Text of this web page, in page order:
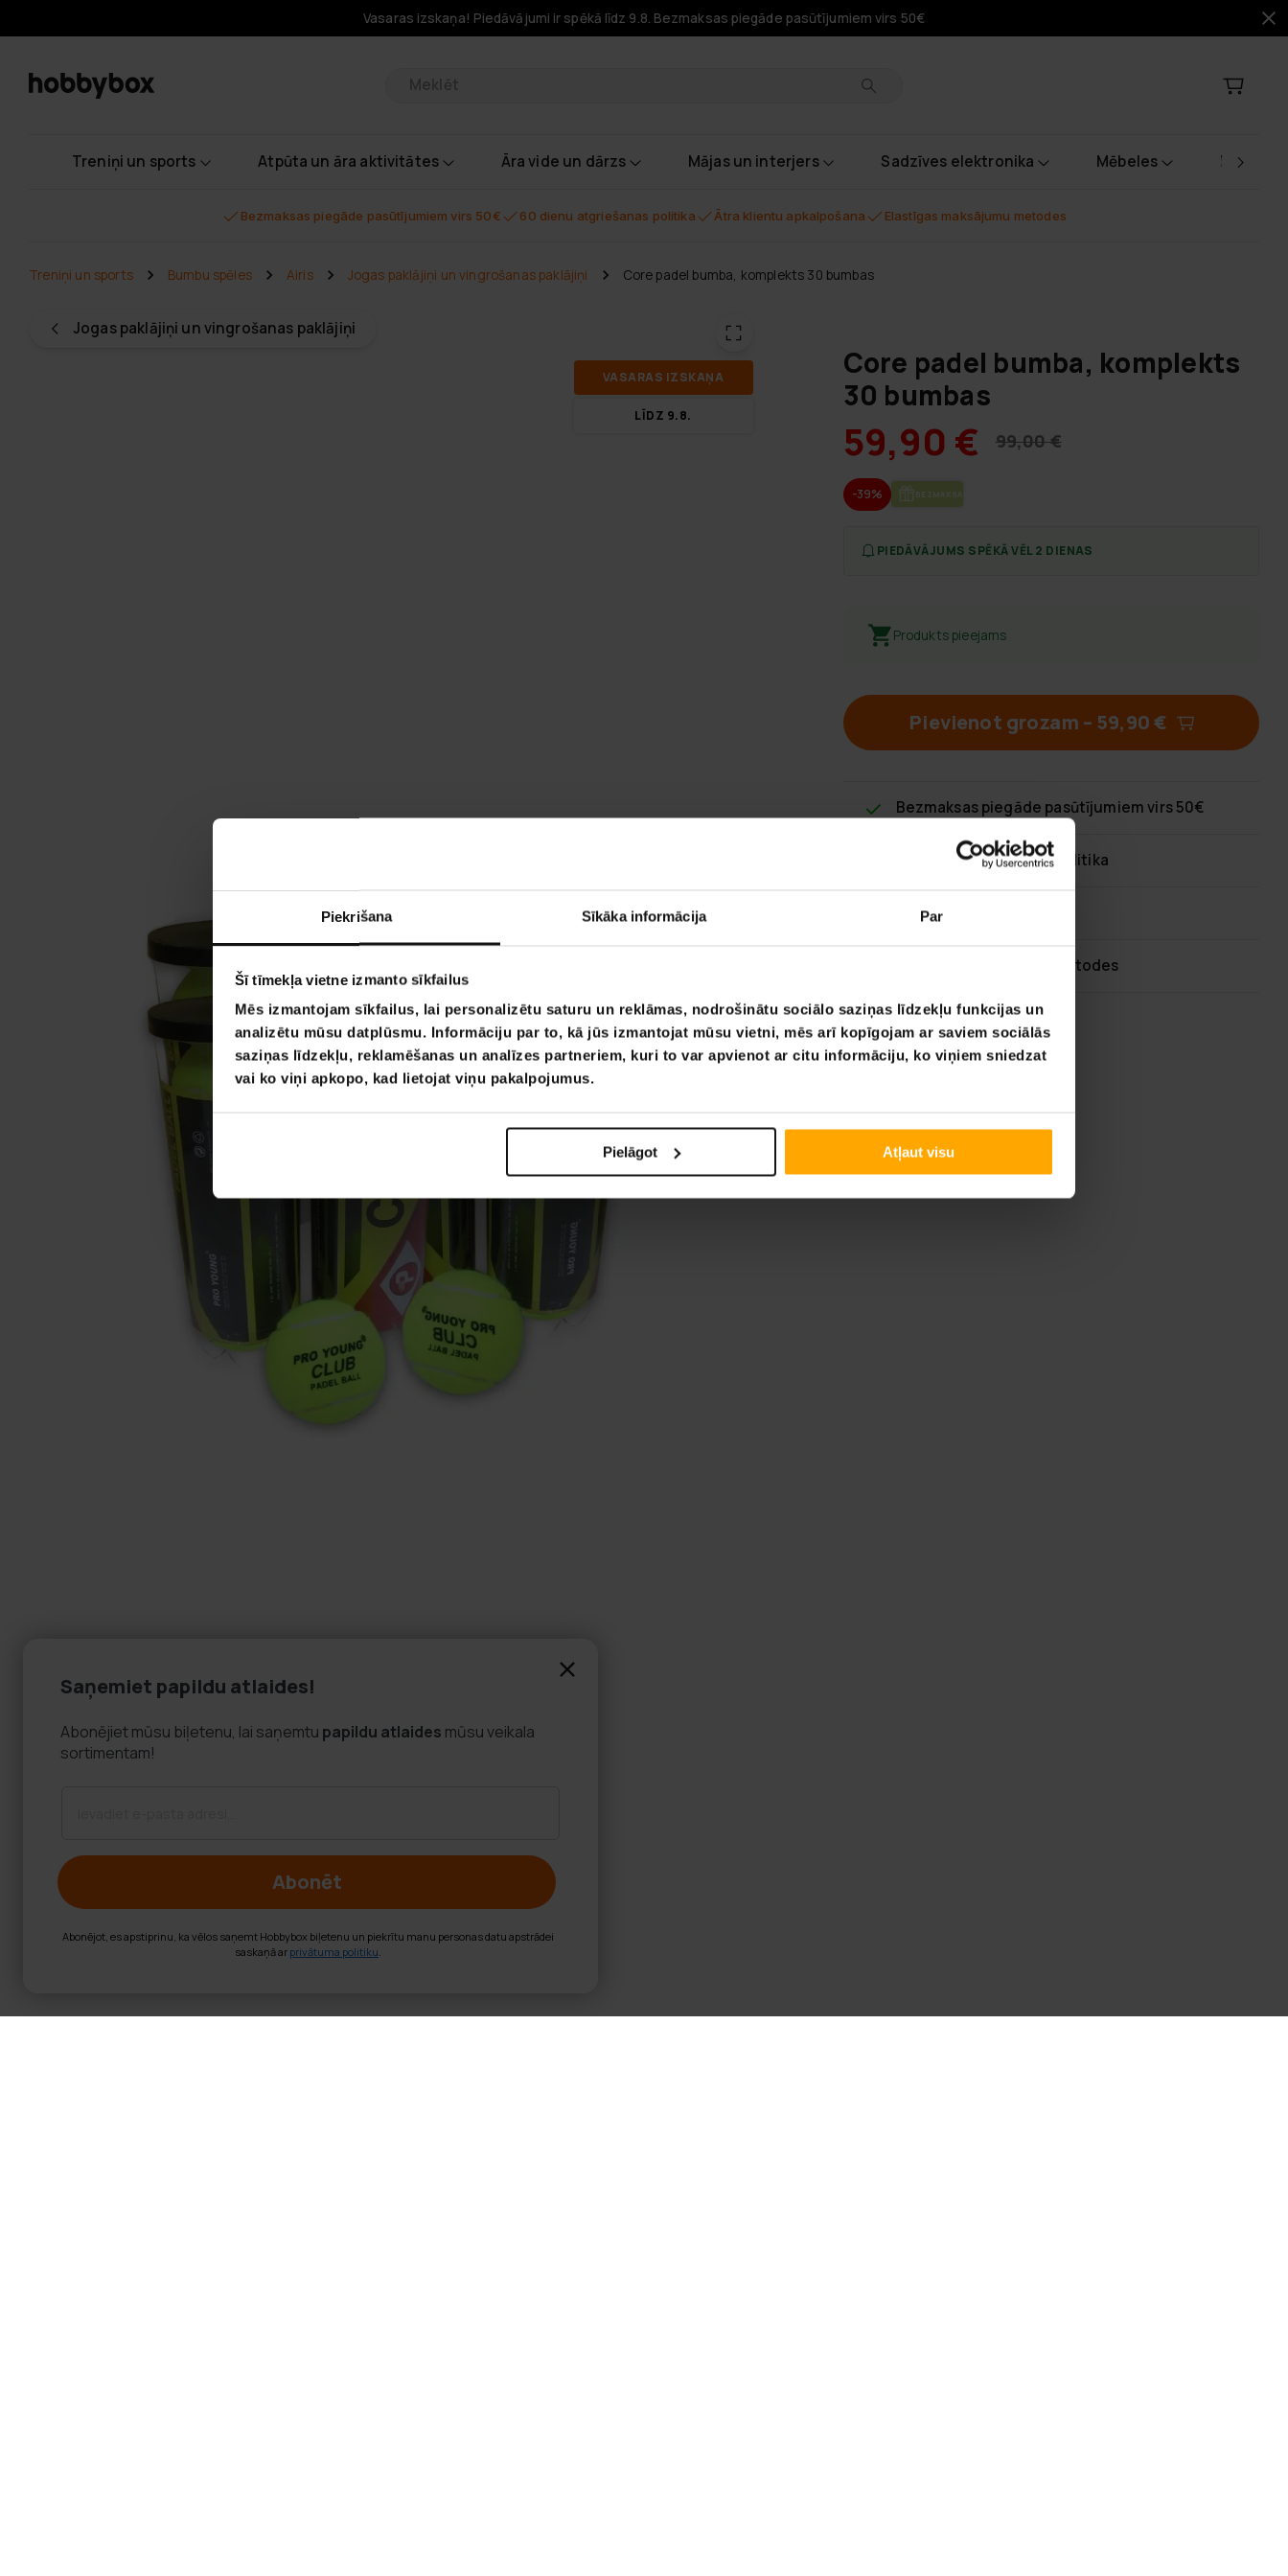
Piekrišana Sīkāka informācija Par
Šī tīmekļa vietne izmanto sīkfailus
Mēs izmantojam sīkfailus, lai personalizētu saturu un reklāmas, nodrošinātu sociālo saziņas līdzekļu funkcijas un
analizētu mūsu datplūsmu. Informāciju par to, kā jūs izmantojat mūsu vietni, mēs arī kopīgojam ar saviem sociālās
saziņas līdzekļu, reklamēšanas un analīzes partneriem, kuri to var apvienot ar citu informāciju, ko viņiem sniedzat
vai ko viņi apkopo, kad lietojat viņu pakalpojumus.
Pielāgot Atļaut visu
Vasaras izskaņa! Piedāvājumi ir spēkā līdz 9.8. Bezmaksas piegāde pasūtījumiem virs 50€
Treniņi un sports Atpūta un āra aktivitātes Āra vide un dārzs Mājas un interjers Sadzīves elektronika Mēbeles
Bezmaksas piegāde pasūtījumiem virs 50€ 60 dienu atgriešanas politika Ātra klientu apkalpošana Elastīgas maksājumu metodes
Jogas paklājiņi un vingrošanas paklājiņi
Treniņi un sports Bumbu spēles Airis Jogas paklājiņi un vingrošanas paklājiņi Core padel bumba, komplekts 30 bumbas
VA­SA­RAS IZ­SKA­ŅA
LĪDZ 9.8.
Core padel bumba, komplekts
30 bumbas
59,90 € 99,00 €
-39% BEZ­MAK­SAS PIE­GĀ­DE
PIEDĀVĀJUMS SPĒKĀ VĒL 2 DIENAS
Produkts pieejams
Pievienot grozam – 59,90 €
Bezmaksas piegāde pasūtījumiem virs 50€
60 dienu atgriešanas politika
Ātra klientu apkalpošana
Elastīgas maksājumu metodes
Saņemiet papildu atlaides!
Abonējiet mūsu biļetenu, lai saņemtu papildu atlaides mūsu veikala
sortimentam!
Abonēt
Abonējot, es apstiprinu, ka vēlos saņemt Hobbybox biļetenu un piekrītu manu personas datu apstrādei
saskaņā ar privātuma politiku.